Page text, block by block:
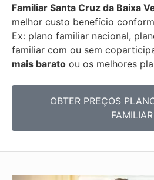
Familiar Santa Cruz da Baixa
melhor custo benefício
Ex: plano familiar nacional,
familiar com ou sem
mais barato ou os melhores
OBTER PREÇOS
FAMILIAR